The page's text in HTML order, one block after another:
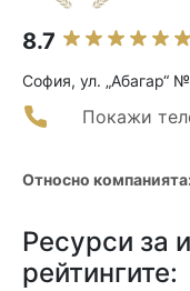
8.7
София, ул. „Абагар“
Покажи
Относно
Ресурси за
рейтингите: